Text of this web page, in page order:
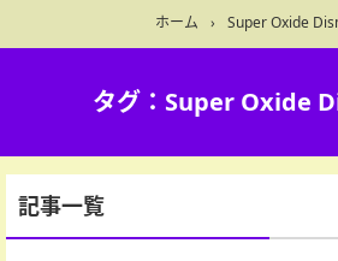
ホーム › Super Oxide
タグ：Super Oxide
記事一覧